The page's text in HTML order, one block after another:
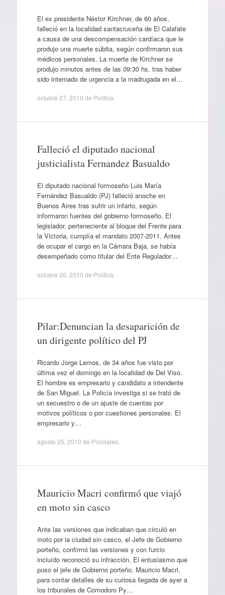
El ex presidente Néstor Kirchner, de 60 años,
falleció en la localidad santacruceña de El Calafate
a causa de una descompensación cardíaca que le
produjo una muerte súbita, según confirmaron sus
médicos personales. La muerte de Kirchner se
produjo minutos antes de las 09:30 hs. tras haber
sido internado de urgencia a la madrugada en el…
octubre 27, 2010 de Política
Falleció el diputado nacional
justicialista Fernandez Basualdo
El diputado nacional formoseño Luis María
Fernández Basualdo (PJ) falleció anoche en
Buenos Aires tras sufrir un infarto, según
informaron fuentes del gobierno formoseño. El
legislador, perteneciente al bloque del Frente para
la Victoria, cumplía el mandato 2007-2011. Antes
de ocupar el cargo en la Cámara Baja, se había
desempeñado como titular del Ente Regulador…
octubre 20, 2010 de Política
Pilar:Denuncian la desaparición de
un dirigente político del PJ
Ricardo Jorge Lemos, de 34 años fue visto por
última vez el domingo en la localidad de Del Viso.
El hombre es empresario y candidato a intendente
de San Miguel. La Policía investiga si se trató de
un secuestro o de un ajuste de cuentas por
motivos políticos o por cuestiones personales. El
empresario y…
agosto 25, 2010 de Policiales.
Mauricio Macri confirmó que viajó
en moto sin casco
Ante las versiones que indicaban que circuló en
moto por la ciudad sin casco, el Jefe de Gobierno
porteño, confirmó las versiones y con furcio
incluído reconoció su infracción. El entusiasmo que
puso el jefe de Gobierno porteño, Mauricio Macri,
para contar detalles de su curiosa llegada de ayer a
los tribunales de Comodoro Py…